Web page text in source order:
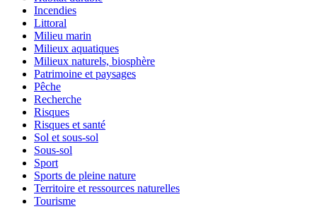
Incendies
Littoral
Milieu marin
Milieux aquatiques
Milieux naturels, biosphère
Patrimoine et paysages
Pêche
Recherche
Risques
Risques et santé
Sol et sous-sol
Sous-sol
Sport
Sports de pleine nature
Territoire et ressources naturelles
Tourisme